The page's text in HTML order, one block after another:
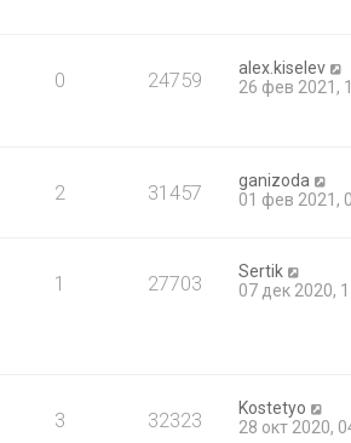
0 24759
alex.kiselev
26 фев 2021,
2 31457
ganizoda
01 фев 2021,
1 27703
Sertik
07 дек 2020,
3 32323
Kostetyo
28 окт 2020,